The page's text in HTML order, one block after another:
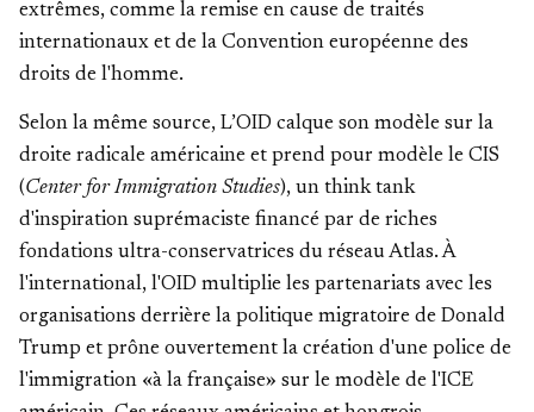
extrêmes, comme la remise en cause de traités
internationaux et de la Convention européenne des
droits de l'homme.
Selon la même source, L’OID calque son modèle sur la
droite radicale américaine et prend pour modèle le CIS
(Center for Immigration Studies), un think tank
d'inspiration suprémaciste financé par de riches
fondations ultra-conservatrices du réseau Atlas. À
l'international, l'OID multiplie les partenariats avec les
organisations derrière la politique migratoire de Donald
Trump et prône ouvertement la création d'une police de
l'immigration «à la française» sur le modèle de l'ICE